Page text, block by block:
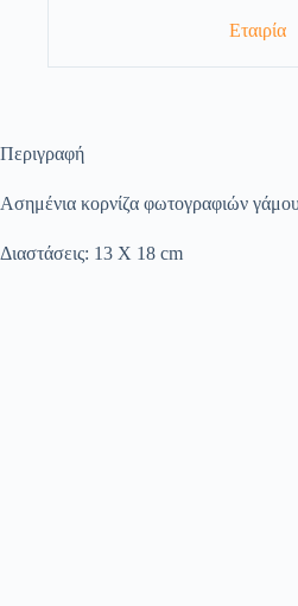
Εταιρία
Περιγραφή
Ασημένια κορνίζα φωτογραφιών
Διαστάσεις: 13 Χ 18 cm